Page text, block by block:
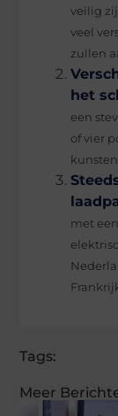
Meer
veilig
veel
zullen
het
een
of vier
met
Tags: